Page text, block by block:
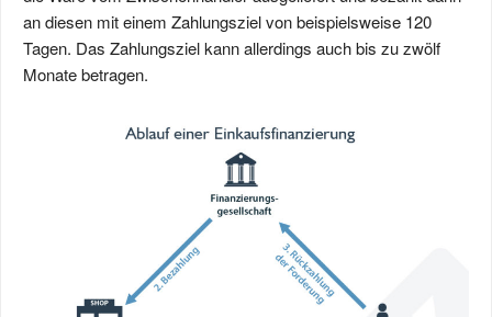
an diesen mit einem Zahlungsziel von beispielsweise 120
Tagen. Das Zahlungsziel kann allerdings auch bis zu zwölf
Monate betragen.